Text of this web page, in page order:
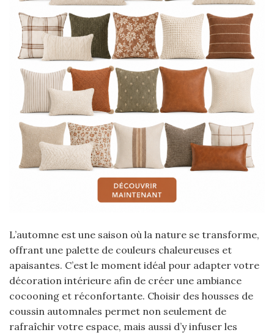
L’automne est une saison où la nature se transforme,
offrant une palette de couleurs chaleureuses et
apaisantes. C’est le moment idéal pour adapter votre
décoration intérieure afin de créer une ambiance
cocooning et réconfortante. Choisir des housses de
coussin automnales permet non seulement de
rafraîchir votre espace, mais aussi d’y infuser les